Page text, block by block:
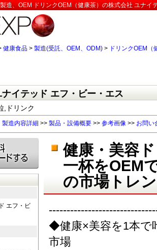
造、OEM ドリンクOEM（健康茶）の株式会社 ユナ
健康食品 > 製造(受託、OEM、ODM) > ドリンクOEM（
ナイテッド エフ・ビー・エス
,ドリンク
製造内容詳細 >> 製品・設備概要 >> 参考画像 >> お問い
健康・美容
一杯をOEM
の市場トレ
◆健康×美容を1本で
市場
エフ・ビ